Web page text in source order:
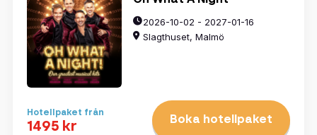
2026-10-02 - 2027-01-16
Slagthuset, Malmö
Hotellpaket från
1495 kr Boka hotellpaket